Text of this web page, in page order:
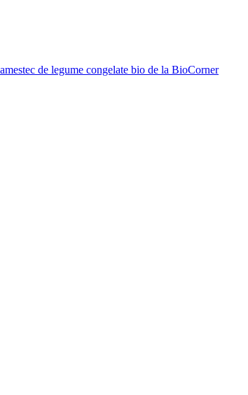
de legume congelate bio de la BioCorner